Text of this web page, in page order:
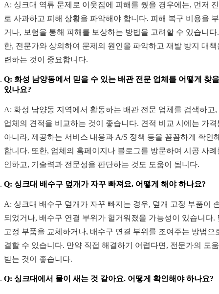
A: 싱크대 역류 문제로 이웃집에 피해를 줬을 경우에는, 먼저
로 사과하고 피해 상황을 파악해야 합니다. 피해 복구 비용을
거나, 보험을 통해 피해를 보상하는 방법을 고려할 수 있습니다
한, 전문가와 상의하여 문제의 원인을 파악하고 재발 방지 대책
련하는 것이 중요합니다.
Q: 화성 남양동에서 믿을 수 있는 배관 전문 업체를 어떻게 찾
있나요?
A: 화성 남양동 지역에서 활동하는 배관 전문 업체를 검색하고,
업체의 견적을 비교하는 것이 좋습니다. 견적 비교 시에는 가격
아니라, 제공하는 서비스 내용과 A/S 정책 등을 꼼꼼하게 확인
합니다. 또한, 업체의 홈페이지나 블로그를 방문하여 시공 사례
인하고, 기술력과 전문성을 판단하는 것도 도움이 됩니다.
Q: 싱크대 배수구 덮개가 자꾸 빠져요. 어떻게 해야 하나요?
A: 싱크대 배수구 덮개가 자꾸 빠지는 경우, 덮개 고정 부품이
되었거나, 배수구 연결 부위가 헐거워졌을 가능성이 있습니다.
고정 부품을 교체하거나, 배수구 연결 부위를 조여주는 방법으
결할 수 있습니다. 만약 직접 해결하기 어렵다면, 전문가의 도
받는 것이 좋습니다.
Q: 싱크대에서 물이 새는 것 같아요. 어떻게 확인해야 하나요?